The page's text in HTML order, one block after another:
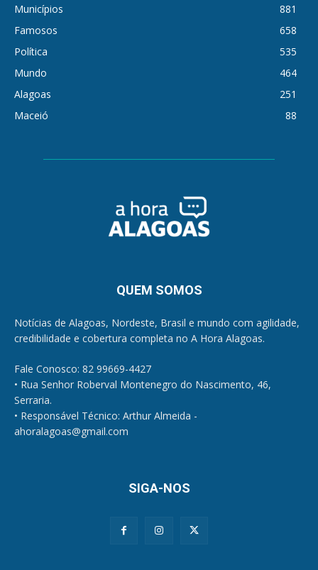
Municípios
881
Famosos
658
Política
535
Mundo
464
Alagoas
251
Maceió
88
QUEM SOMOS
Notícias de Alagoas, Nordeste, Brasil e mundo com agilidade,
credibilidade e cobertura completa no A Hora Alagoas.
Fale Conosco: 82 99669-4427
• Rua Senhor Roberval Montenegro do Nascimento, 46,
Serraria.
• Responsável Técnico: Arthur Almeida -
ahoralagoas@gmail.com
SIGA-NOS